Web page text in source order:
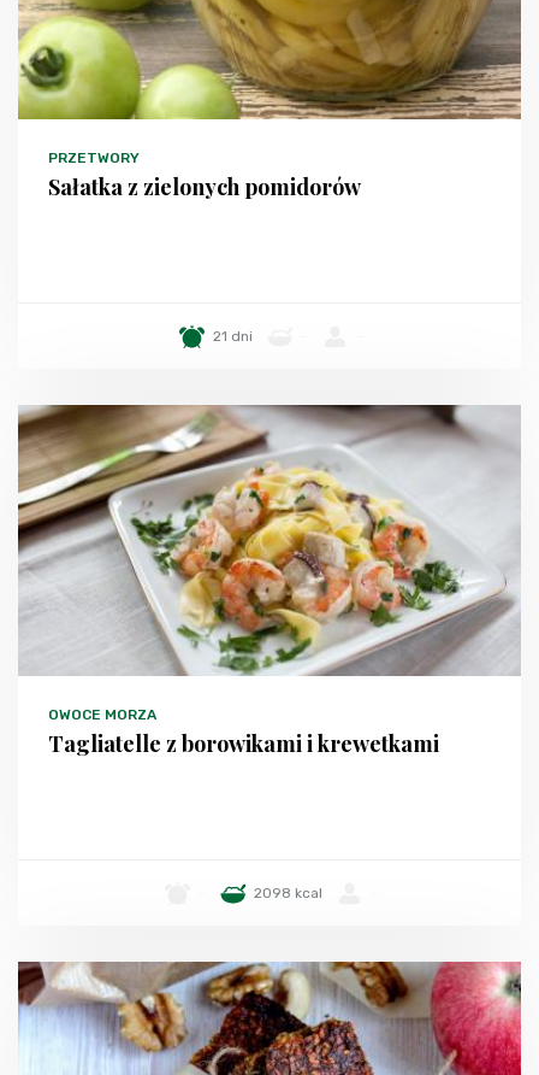
PRZETWORY
Sałatka z zielonych pomidorów
21 dni
OWOCE MORZA
Tagliatelle z borowikami i krewetkami
2098 kcal